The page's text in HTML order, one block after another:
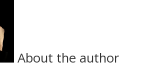
About the author